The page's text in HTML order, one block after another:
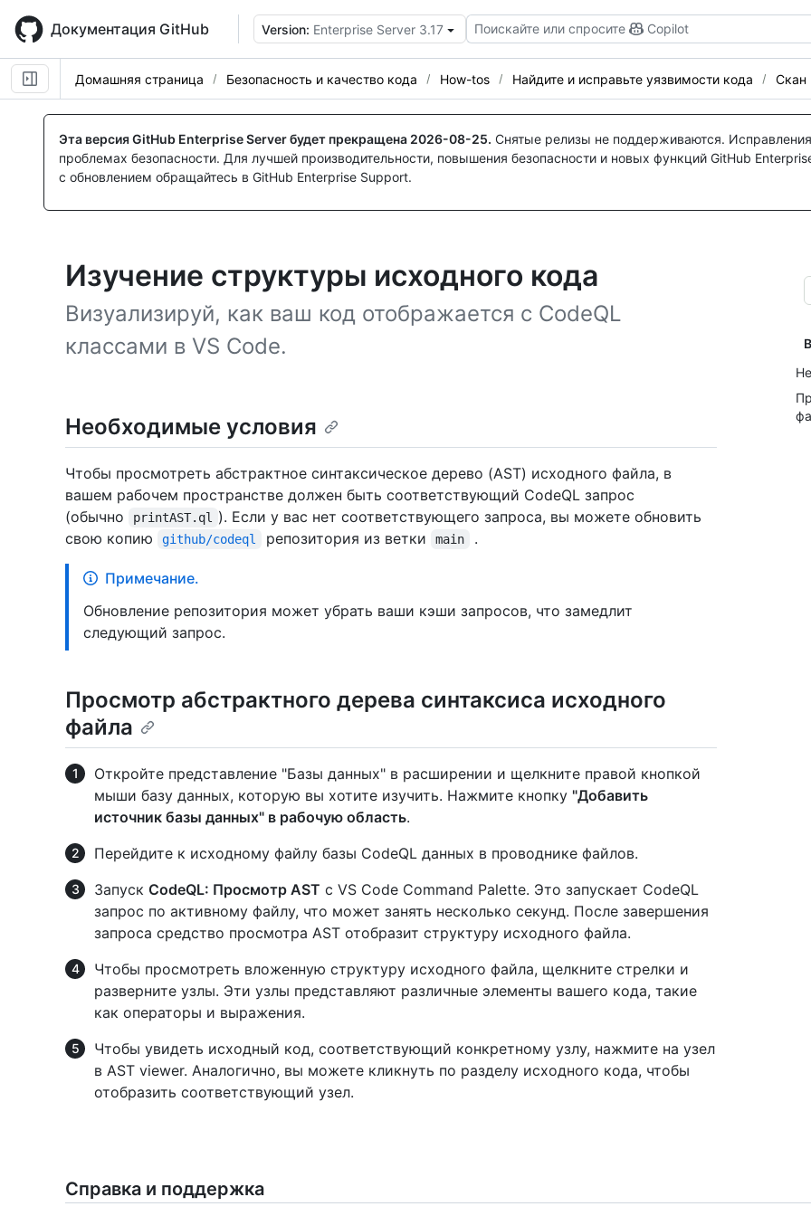
main
content
Документация GitHub Version: Enterprise Server 3.17 Поискайте или спросите Copilot
Домашняя страница Безопасность и качество кода How-tos Найдите и исправьте уязвимости кода Скан
Эта версия GitHub Enterprise Server будет прекращена 2026-08-25. Снятые релизы не поддерживаются.
проблемах безопасности. Для лучшей производительности, повышения безопасности и новых функций GitHub
с обновлением обращайтесь в GitHub Enterprise Support.
Изучение структуры исходного кода
Визуализируй, как ваш код отображается с CodeQL
классами в VS Code.
Необходимые условия
Чтобы просмотреть абстрактное синтаксическое дерево (AST) исходного файла, в
вашем рабочем пространстве должен быть соответствующий CodeQL запрос
(обычно
printAST.ql
). Если у вас нет соответствующего запроса, вы можете обновить
свою копию
github/codeql репозитория из ветки main .
Примечание.
Обновление репозитория может убрать ваши кэши запросов, что замедлит
следующий запрос.
Просмотр абстрактного дерева синтаксиса исходного
файла
Откройте представление "Базы данных" в расширении и щелкните правой кнопкой
мыши базу данных, которую вы хотите изучить. Нажмите кнопку "Добавить
источник базы данных" в рабочую область.
Перейдите к исходному файлу базы CodeQL данных в проводнике файлов.
Запуск CodeQL: Просмотр AST с VS Code Command Palette. Это запускает CodeQL
запрос по активному файлу, что может занять несколько секунд. После завершения
запроса средство просмотра AST отобразит структуру исходного файла.
Чтобы просмотреть вложенную структуру исходного файла, щелкните стрелки и
разверните узлы. Эти узлы представляют различные элементы вашего кода, такие
как операторы и выражения.
Чтобы увидеть исходный код, соответствующий конкретному узлу, нажмите на узел
в AST viewer. Аналогично, вы можете кликнуть по разделу исходного кода, чтобы
отобразить соответствующий узел.
Справка и поддержка